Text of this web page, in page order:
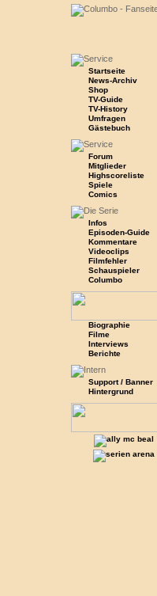
Startseite
News-Archiv
Shop
TV-Guide
TV-History
Umfragen
Gästebuch
Forum
Mitglieder
Highscoreliste
Spiele
Comics
Infos
Episoden-Guide
Kommentare
Videoclips
Filmfehler
Schauspieler
Columbo
Biographie
Filme
Interviews
Berichte
Support / Banner
Hintergrund